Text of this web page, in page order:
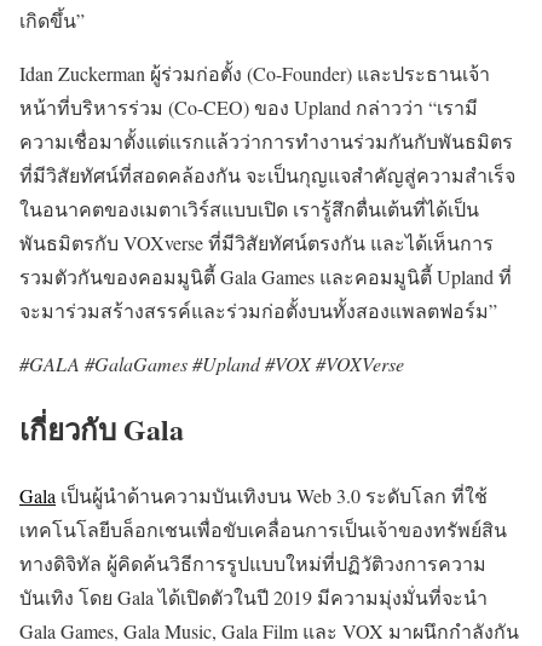
เกิดขึ้น”
Idan Zuckerman ผู้ร่วมก่อตั้ง (Co-Founder) และประธานเจ้า
หน้าที่บริหารร่วม (Co-CEO) ของ Upland กล่าวว่า “เรามี
ความเชื่อมาตั้งแต่แรกแล้วว่าการทำงานร่วมกันกับพันธมิตร
ที่มีวิสัยทัศน์ที่สอดคล้องกัน จะเป็นกุญแจสำคัญสู่ความสำเร็จ
ในอนาคตของเมตาเวิร์สแบบเปิด เรารู้สึกตื่นเต้นที่ได้เป็น
พันธมิตรกับ VOXverse ที่มีวิสัยทัศน์ตรงกัน และได้เห็นการ
รวมตัวกันของคอมมูนิตี้ Gala Games และคอมมูนิตี้ Upland ที่
จะมาร่วมสร้างสรรค์และร่วมก่อตั้งบนทั้งสองแพลตฟอร์ม”
#GALA #GalaGames #Upland #VOX #VOXVerse
เกี่ยวกับ Gala
Gala เป็นผู้นำด้านความบันเทิงบน Web 3.0 ระดับโลก ที่ใช้
เทคโนโลยีบล็อกเชนเพื่อขับเคลื่อนการเป็นเจ้าของทรัพย์สิน
ทางดิจิทัล ผู้คิดค้นวิธีการรูปแบบใหม่ที่ปฏิวัติวงการความ
บันเทิง โดย Gala ได้เปิดตัวในปี 2019 มีความมุ่งมั่นที่จะนำ
Gala Games, Gala Music, Gala Film และ VOX มาผนึกกำลังกัน